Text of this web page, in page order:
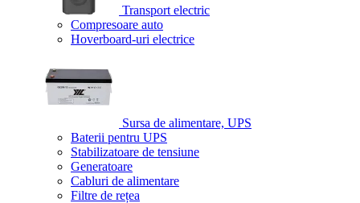
Transport electric
Compresoare auto
Hoverboard-uri electrice
Sursa de alimentare, UPS
Baterii pentru UPS
Stabilizatoare de tensiune
Generatoare
Cabluri de alimentare
Filtre de rețea